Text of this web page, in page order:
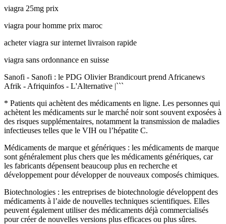
viagra 25mg prix
viagra pour homme prix maroc
acheter viagra sur internet livraison rapide
viagra sans ordonnance en suisse
Sanofi - Sanofi : le PDG Olivier Brandicourt prend Africanews
Afrik - Afriquinfos - L'Alternative |```
* Patients qui achètent des médicaments en ligne. Les personnes qui
achètent les médicaments sur le marché noir sont souvent exposées à
des risques supplémentaires, notamment la transmission de maladies
infectieuses telles que le VIH ou l’hépatite C.
Médicaments de marque et génériques : les médicaments de marque
sont généralement plus chers que les médicaments génériques, car
les fabricants dépensent beaucoup plus en recherche et
développement pour développer de nouveaux composés chimiques.
Biotechnologies : les entreprises de biotechnologie développent des
médicaments à l’aide de nouvelles techniques scientifiques. Elles
peuvent également utiliser des médicaments déjà commercialisés
pour créer de nouvelles versions plus efficaces ou plus sûres.